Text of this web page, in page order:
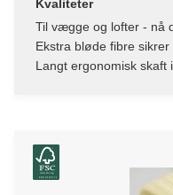
Kvaliteter
Til vægge og lofter - nå
Ekstra bløde fibre
Langt ergonomisk